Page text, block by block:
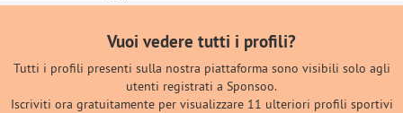
Vuoi vedere tutti i profili?
Tutti i profili presenti sulla nostra piattaforma sono visibili solo agli
utenti registrati a Sponsoo.
Iscriviti ora gratuitamente per visualizzare 11 ulteriori profili sportivi